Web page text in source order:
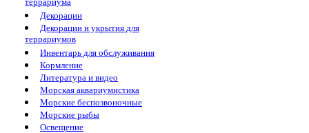
террариума
Декорации
Декорации и укрытия для
террариумов
Инвентарь для обслуживания
Кормление
Литература и видео
Морская аквариумистика
Морские беспозвоночные
Морские рыбы
Освещение